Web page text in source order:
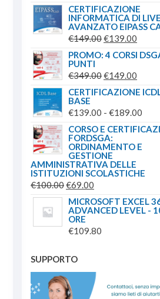
DI
DA
€65.00
CERTIFICAZIONE
INFORMATICA DI
AVANZATO EIPASS
€149.00IL
PREZZO
ERA:
€149.00.
€139.00
È:
PROMO: 4 CORSI
PUNTI
€349.00IL
PREZZO
ERA:
€349.00.
€149.00
È:
CERTIFICAZIONE
BASE
€139.00 - €189.00
DI
CORSO E
FORDSGA:
ORDINAMENTO E
GESTIONE
AMMINISTRATIVA DELLE
ISTITUZIONI SCOLASTICHE
€100.00IL
PREZZO
ORIGINALE
ERA:
€69.00
PREZZO
ATTUALE
È:
MICROSOFT EXCEL
ADVANCED LEVEL -
ORE
€109.80
SUPPORTO